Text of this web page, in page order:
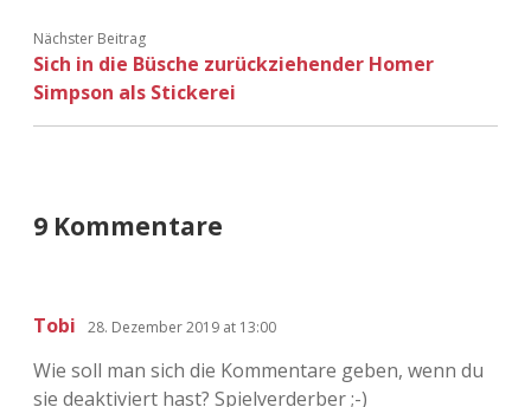
Nächster Beitrag
Sich in die Büsche zurückziehender Homer
Simpson als Stickerei
9 Kommentare
Tobi 28. Dezember 2019 at 13:00
Wie soll man sich die Kommentare geben, wenn du
sie deaktiviert hast? Spielverderber ;-)